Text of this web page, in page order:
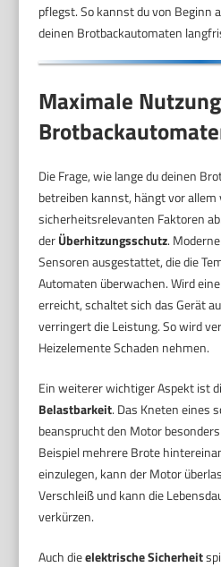
pflegst. So kannst du von Beginn
deinen Brotbackautomaten
Maximale
Die Frage, wie lange du deinen
betreiben kannst, hängt vor
sicherheitsrelevanten Faktoren
derÜberhitzungsschutz.
Sensoren ausgestattet, die die
Automaten überwachen. Wird
erreicht, schaltet sich das Gerät
verringert die Leistung. So wird
Heizelemente Schaden nehmen.
Ein weiterer wichtiger Aspekt ist
Belastbarkeit. Das Kneten eines
beansprucht den Motor
Beispiel mehrere Brote
einzulegen, kann der Motor
Verschleiß und kann die
verkürzen.
Auch dieelektrische Sicherheit